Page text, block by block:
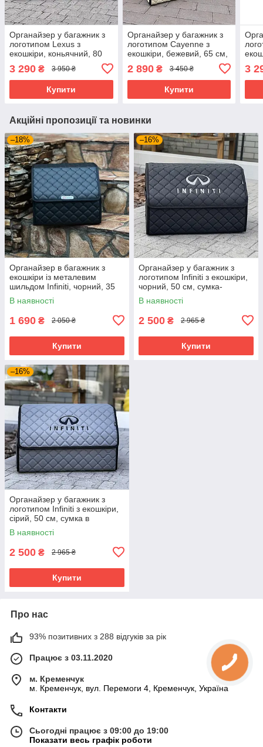
Органайзер у багажник з
логотипом Lexus з
екошкіри, коньячний, 80
3 290 ₴ 3 950 ₴
Купити
Органайзер у багажник з
логотипом Сayenne з
екошкіри, бежевий, 65 см,
2 890₴ 3 450 ₴
Купити
3
Акційні пропозиції та новинки
–18%
Органайзер в багажник з
екошкіри із металевим
шильдом Infiniti, чорний, 35
см, бокс у багажник
В наявності
1 690 ₴ 2 050 ₴
Купити
–16%
Органайзер у багажник з
логотипом Infiniti з екошкіри,
чорний, 50 см, сумка-
органайзер в авто
В наявності
2 500 ₴ 2 965 ₴
Купити
–16%
Органайзер у багажник з
логотипом Infiniti з екошкіри,
сірий, 50 см, сумка в
багажник
В наявності
2 500 ₴ 2 965 ₴
Купити
Про нас
93% позитивних з 288 відгуків за рік
Працює з 03.11.2020
м. Кременчук
м. Кременчук, вул. Перемоги 4, Кременчук, Україна
Контакти
Сьогодні працює з 09:00 до 19:00
Показати весь графік роботи